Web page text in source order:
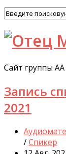
Сайт группы
Запись
2021
/Спикер